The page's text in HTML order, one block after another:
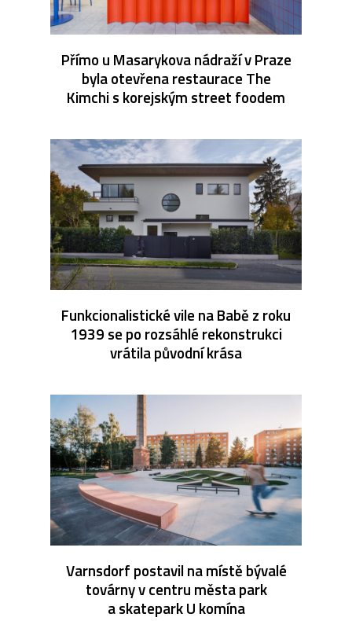
Přímo u Masarykova nádraží v Praze
byla otevřena restaurace The
Kimchi s korejským street foodem
Funkcionalistické vile na Babě z roku
1939 se po rozsáhlé rekonstrukci
vrátila původní krása
Varnsdorf postavil na místě bývalé
továrny v centru města park
a skatepark U komína